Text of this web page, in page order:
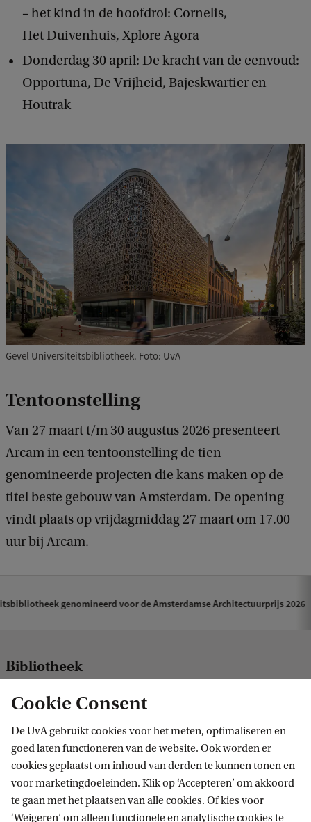
– het kind in de hoofdrol: Cornelis,
Het Duivenhuis, Xplore Agora
Donderdag 30 april: De kracht van de eenvoud:
Opportuna, De Vrijheid, Bajeskwartier en
Houtrak
Gevel Universiteitsbibliotheek. Foto: UvA
Tentoonstelling
Van 27 maart t/m 30 augustus 2026 presenteert
Arcam in een tentoonstelling de tien
genomineerde projecten die kans maken op de
titel beste gebouw van Amsterdam. De opening
vindt plaats op vrijdagmiddag 27 maart om 17.00
uur bij Arcam.
genomineerd voor de Amsterdamse Architectuurprijs 2026
Bibliotheek
Praktisch
CatalogusPlus
Cookie Consent
De UvA gebruikt cookies voor het meten, optimaliseren en
goed laten functioneren van de website. Ook worden er
cookies geplaatst om inhoud van derden te kunnen tonen en
voor marketingdoeleinden. Klik op ‘Accepteren’ om akkoord
te gaan met het plaatsen van alle cookies. Of kies voor
‘Weigeren’ om alleen functionele en analytische cookies te